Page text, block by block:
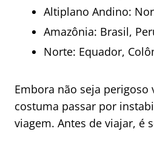
Altiplano Andino:
Amazônia: Brasil,
Norte: Equador,
Embora não seja
costuma passar por
viagem. Antes de viajar, é